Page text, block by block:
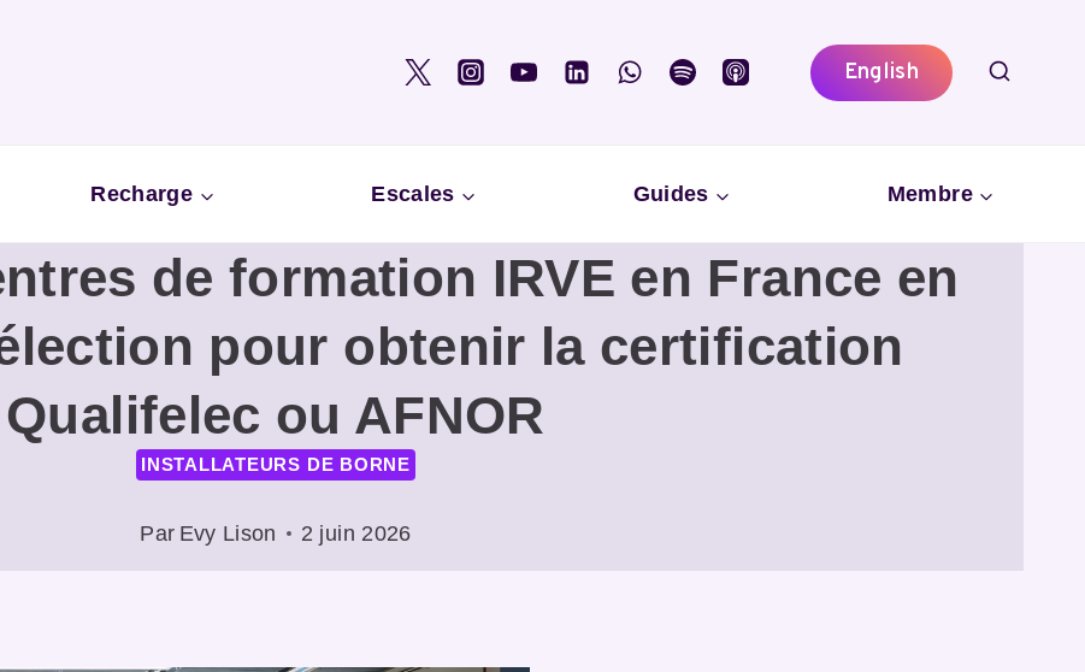
English
Recharge Escales Guides Membre
de formation IRVE en France en
pour obtenir la certification
Qualifelec ou AFNOR
INSTALLATEURS DE BORNE
Par Evy Lison 2 juin 2026